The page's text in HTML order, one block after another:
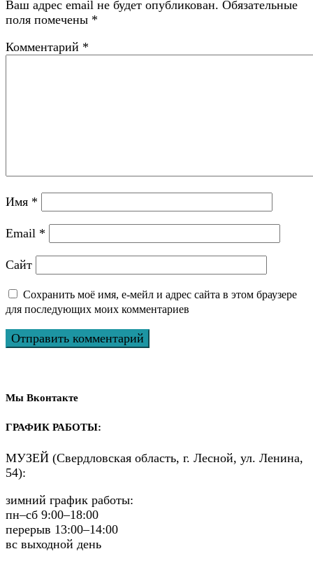
Ваш адрес email не будет опубликован. Обязательные
поля помечены *
Комментарий *
Имя *
Email *
Сайт
Мы Вконтакте
ГРАФИК РАБОТЫ:
МУЗЕЙ (Свердловская область, г. Лесной, ул. Ленина,
54):
зимний график работы:
пн–сб 9:00–18:00
перерыв 13:00–14:00
вс выходной день